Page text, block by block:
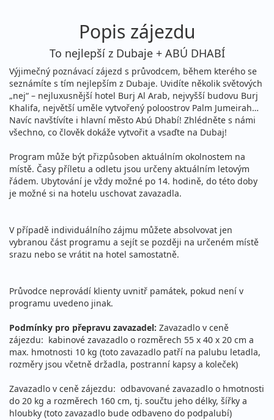
Popis zájezdu
To nejlepší z Dubaje + ABÚ DHABÍ
Výjimečný poznávací zájezd s průvodcem, během kterého se
seznámíte s tím nejlepším z Dubaje. Uvidíte několik světových
„nej“ – nejluxusnější hotel Burj Al Arab, nejvyšší budovu Burj
Khalifa, největší uměle vytvořený poloostrov Palm Jumeirah…
Navíc navštívíte i hlavní město Abú Dhabí! Zhlédněte s námi
všechno, co člověk dokáže vytvořit a vsaďte na Dubaj!
Program může být přizpůsoben aktuálním okolnostem na
místě. Časy příletu a odletu jsou určeny aktuálním letovým
řádem. Ubytování je vždy možné po 14. hodině, do této doby
je možné si na hotelu uschovat zavazadla.
V případě individuálního zájmu můžete absolvovat jen
vybranou část programu a sejít se později na určeném místě
srazu nebo se vrátit na hotel samostatně.
Průvodce neprovádí klienty uvnitř památek, pokud není v
programu uvedeno jinak.
Podmínky pro přepravu zavazadel: Zavazadlo v ceně
zájezdu: kabinové zavazadlo o rozměrech 55 x 40 x 20 cm a
max. hmotnosti 10 kg (toto zavazadlo patří na palubu letadla,
rozměry jsou včetně držadla, postranní kapsy a koleček)
Zavazadlo v ceně zájezdu: odbavované zavazadlo o hmotnosti
do 20 kg a rozměrech 160 cm, tj. součtu jeho délky, šířky a
hloubky (toto zavazadlo bude odbaveno do podpalubí)